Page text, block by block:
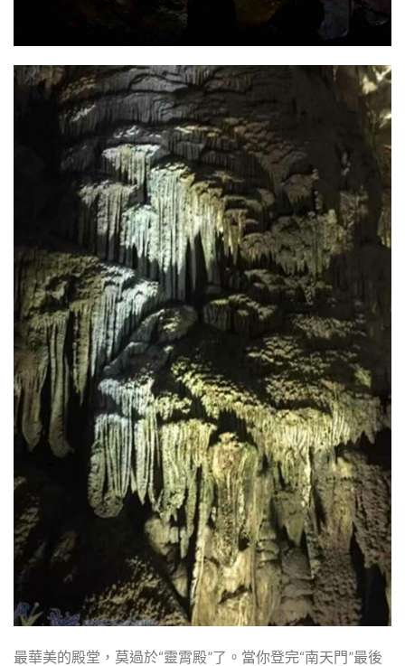
最華美的殿堂，莫過於“靈霄殿”了。當你登完“南天門”最後